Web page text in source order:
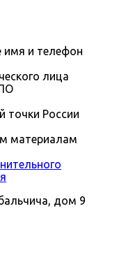
и телефон
лица
точки России
материалам
дом 9